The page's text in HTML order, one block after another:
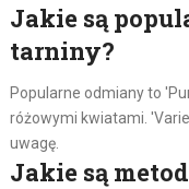
Jakie są
tarniny?
Popularne odmiany to
różowymi kwiatami.
uwagę.
Jakie są